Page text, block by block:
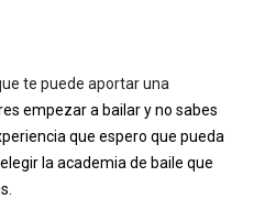
te puede aportar una
empezar a bailar y no sabes
que espero que pueda
la academia de baile que